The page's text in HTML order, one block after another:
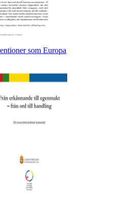
som Europa